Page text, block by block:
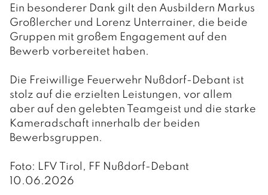
Ein besonderer Dank gilt den Ausbildern Markus
Großlercher und Lorenz Unterrainer, die beide
Gruppen mit großem Engagement auf den
Bewerb vorbereitet haben.
Die Freiwillige Feuerwehr Nußdorf-Debant ist
stolz auf die erzielten Leistungen, vor allem
aber auf den gelebten Teamgeist und die starke
Kameradschaft innerhalb der beiden
Bewerbsgruppen.
Foto: LFV Tirol, FF Nußdorf-Debant
10.06.2026